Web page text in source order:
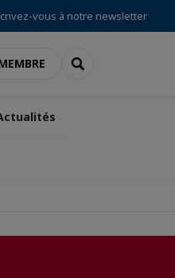
vous à notre newsletter
RECHERCHER